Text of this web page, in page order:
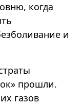
когда
и
прошли.
газов